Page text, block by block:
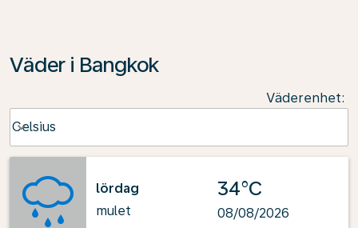
Väder i Bangkok
Väderenhet:
Celsius
keyboard_arrow_down
lördag
mulet
34°C
08/08/2026